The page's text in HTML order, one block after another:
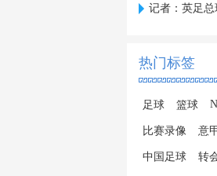
记者：英足
热门标签
足球 篮球
比赛录像 意
中国足球 转